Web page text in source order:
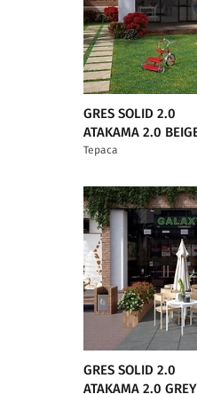
GRES SOLID 2.0
ATAKAMA 2.0
Тераса
GRES SOLID 2.0
ATAKAMA 2.0 GREY